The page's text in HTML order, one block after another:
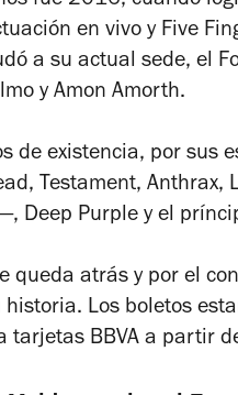
en vivo y Five
a su actual sede, el
y Amon Amorth.
de existencia, por sus
Testament, Anthrax,
Deep Purple y el
queda atrás y por el
historia. Los boletos
tarjetas BBVA a partir